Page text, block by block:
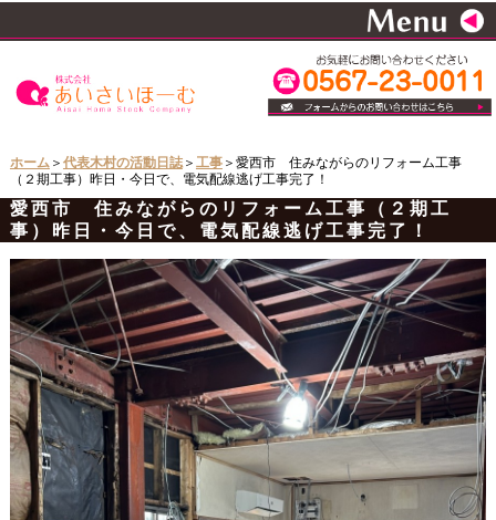
ホーム＞ 代表木村の活動日誌＞ 工事＞愛西市 住みながらのリフォーム工事
（２期工事）昨日・今日で、電気配線逃げ工事完了！
愛西市 住みながらのリフォーム工事（２期工
事）昨日・今日で、電気配線逃げ工事完了！